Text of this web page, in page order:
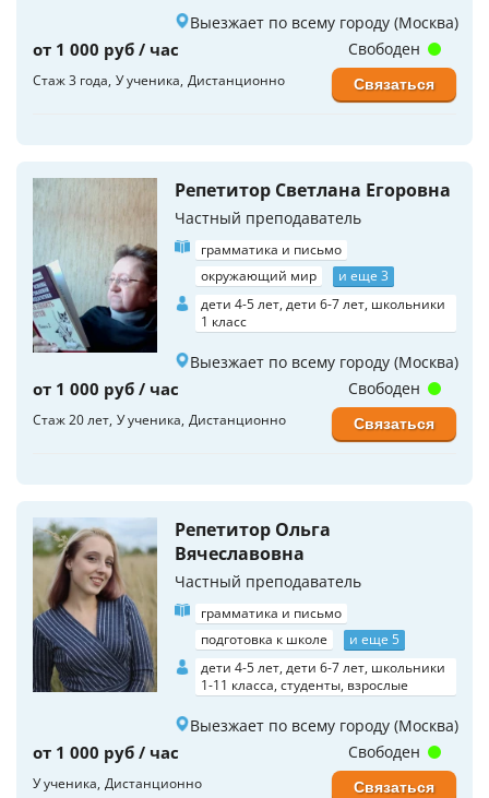
Выезжает по всему городу (Москва)
от 1 000 руб / час
Стаж 3 года У ученика Дистанционно
Свободен
Связаться
Репетитор Светлана Егоровна
Частный преподаватель
грамматика и письмо
окружающий мир
и еще 3
дети 4-5 лет, дети 6-7 лет, школьники
1 класс
Выезжает по всему городу (Москва)
от 1 000 руб / час
Стаж 20 лет У ученика Дистанционно
Свободен
Связаться
Репетитор Ольга
Вячеславовна
Частный преподаватель
грамматика и письмо
подготовка к школе
и еще 5
дети 4-5 лет, дети 6-7 лет, школьники
1-11 класса, студенты, взрослые
Выезжает по всему городу (Москва)
от 1 000 руб / час
У ученика Дистанционно
Свободен
Связаться